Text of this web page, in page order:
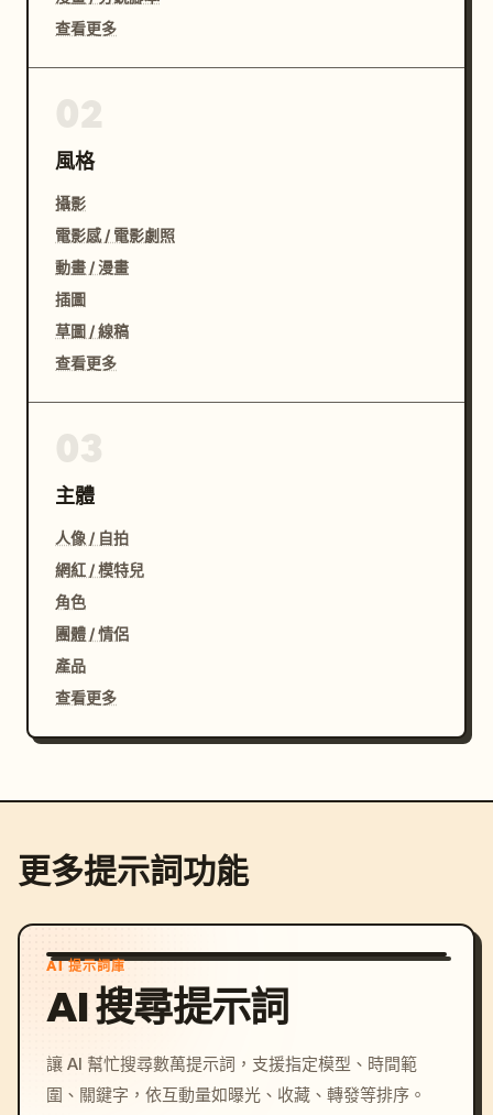
查看更多
風格
攝影
電影感 / 電影劇照
動畫 / 漫畫
插圖
草圖 / 線稿
查看更多
主體
人像 / 自拍
網紅 / 模特兒
角色
團體 / 情侶
產品
查看更多
更多提示詞功能
AI 提示詞庫
AI 搜尋提示詞
讓 AI 幫忙搜尋數萬提示詞，支援指定模型、時間範
圍、關鍵字，依互動量如曝光、收藏、轉發等排序。